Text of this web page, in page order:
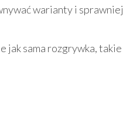
warianty i sprawniej
jak sama rozgrywka, takie